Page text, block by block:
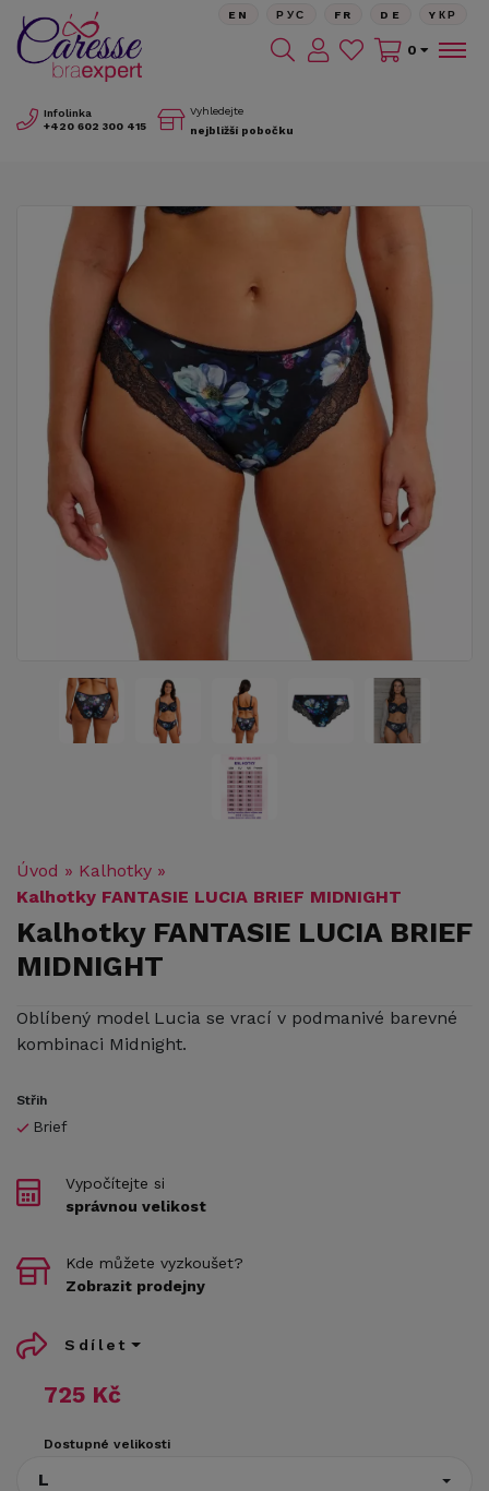
Infolinka
+420 602 300 415
Vyhledejte
nejbližší pobočku
EN РУС FR DE YКР
0
Úvod » Kalhotky »
Kalhotky FANTASIE LUCIA BRIEF MIDNIGHT
Kalhotky FANTASIE LUCIA BRIEF
MIDNIGHT
Oblíbený model Lucia se vrací v podmanivé barevné
kombinaci Midnight.
Střih
Brief
725 Kč
Dostupné velikosti
L
Vypočítejte si
správnou velikost
Kde můžete vyzkoušet?
Zobrazit prodejny
Sdílet